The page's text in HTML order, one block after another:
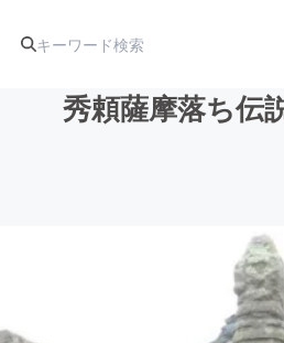
テクノロジー・ガジェット
秀頼薩摩落ち伝